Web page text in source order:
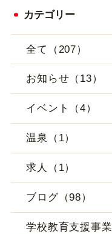
カテゴリー
全て（207）
お知らせ（13）
イベント（4）
温泉（1）
求人（1）
ブログ（98）
学校教育支援事業